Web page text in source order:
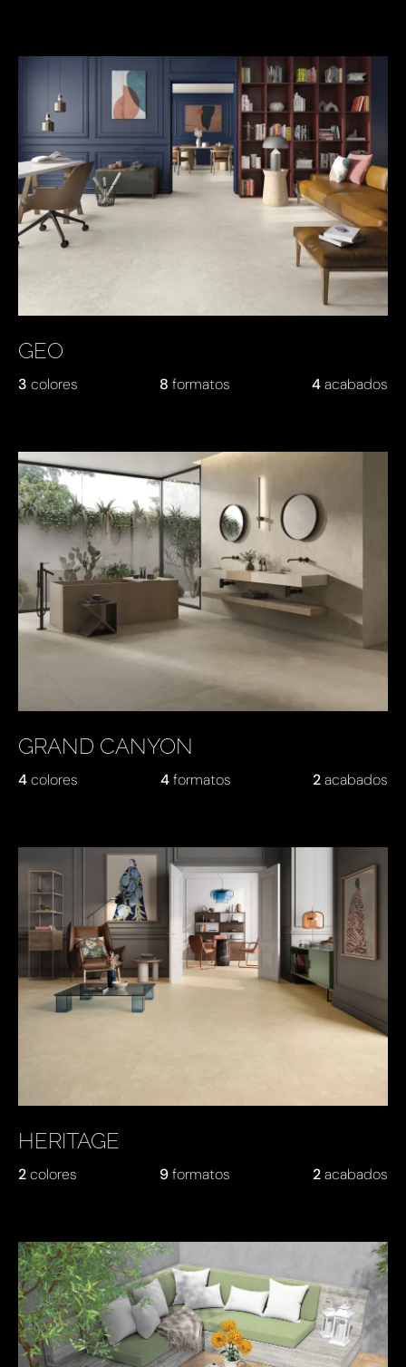
GEO
3 colores 8 formatos 4acabados
GRAND CANYON
4colores 4 formatos 2acabados
HERITAGE
2colores 9formatos 2acabados